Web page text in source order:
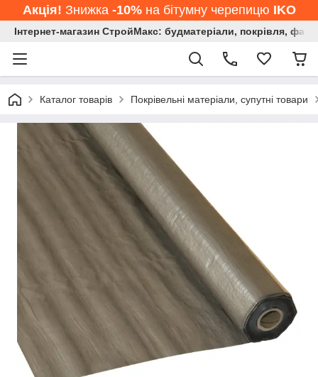
Акція! Знижка -10%на бітумну черепицю IKO
Інтернет-магазин СтройМакс: будматеріали, покрівля,
Каталог товарів Покрівельні матеріали, супутні товари